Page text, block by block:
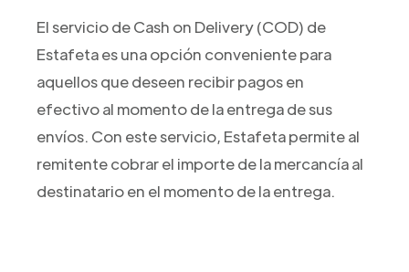
El servicio de Cash on Delivery (COD) de
Estafeta es una opción conveniente para
aquellos que deseen recibir pagos en
efectivo al momento de la entrega de sus
envíos. Con este servicio, Estafeta permite al
remitente cobrar el importe de la mercancía al
destinatario en el momento de la entrega.